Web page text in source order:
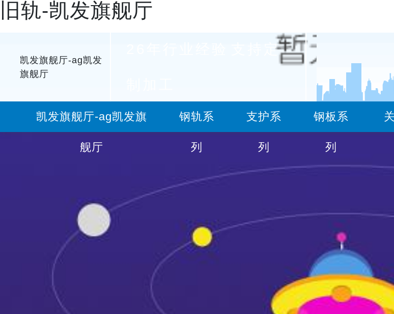
旧轨-凯发旗舰厅
凯发旗舰厅-ag凯发
旗舰厅
支持定
服务热线
凯发旗舰厅-ag凯发旗
舰厅
钢轨系
列
支护系
列
钢板系
列